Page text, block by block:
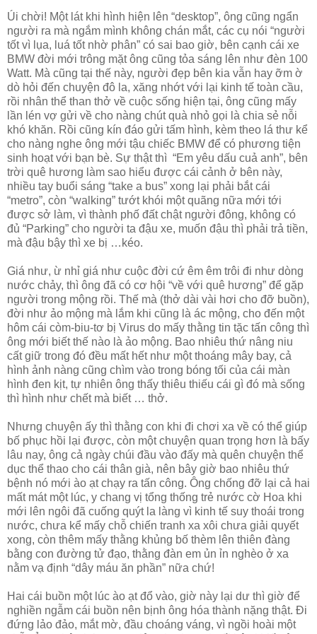
Úi chời! Một lát khi hình hiện lên “desktop”, ông cũng ngẩn
người ra mà ngắm mình không chán mắt, các cụ nói “người
tốt vì lụa, luá tốt nhờ phân” có sai bao giờ, bên cạnh cái xe
BMW đời mới trông mặt ông cũng tỏa sáng lên như đèn 100
Watt. Mà cũng tại thế này, người đẹp bên kia vẫn hay ỡm ờ
dò hỏi đến chuyện đô la, xăng nhớt với lại kinh tế toàn cầu,
rồi nhân thể than thở về cuộc sống hiện tại, ông cũng mấy
lần lén vợ gửi về cho nàng chút quà nhỏ gọi là chia sẻ nỗi
khó khăn. Rồi cũng kín đáo gửi tấm hình, kèm theo lá thư kể
cho nàng nghe ông mới tậu chiếc BMW để có phương tiện
sinh hoạt với bạn bè. Sự thật thì “Em yêu dấu cuả anh”, bên
trời quê hương làm sao hiểu được cái cảnh ở bên này,
nhiều tay buổi sáng “take a bus” xong lại phải bắt cái
“metro”, còn “walking” tướt khói một quãng nữa mới tới
được sở làm, vì thành phố đất chật người đông, không có
đủ “Parking” cho người ta đậu xe, muốn đậu thì phải trả tiền,
mà đậu bậy thì xe bị …kéo.
Giá như, ừ nhỉ giá như cuộc đời cứ êm êm trôi đi như dòng
nước chảy, thì ông đã có cơ hội “về với quê hương” để gặp
người trong mộng rồi. Thế mà (thở dài vài hơi cho đỡ buồn),
đời như ảo mộng mà lắm khi cũng là ác mộng, cho đến một
hôm cái còm-biu-tơ bị Virus do mấy thằng tin tặc tấn công thì
ông mới biết thế nào là ảo mộng. Bao nhiêu thứ nâng niu
cất giữ trong đó đều mất hết như một thoáng mây bay, cả
hình ảnh nàng cũng chìm vào trong bóng tối của cái màn
hình đen kịt, tự nhiên ông thấy thiêu thiếu cái gì đó mà sống
thì hình như chết mà biết … thở.
Nhưng chuyện ấy thì thằng con khi đi chơi xa về có thể giúp
bố phục hồi lại được, còn một chuyện quan trọng hơn là bấy
lâu nay, ông cả ngày chúi đầu vào đấy mà quên chuyện thể
dục thể thao cho cái thân già, nên bây giờ bao nhiêu thứ
bệnh nó mới ào ạt chạy ra tấn công. Ông chống đỡ lại cả hai
mất mát một lúc, y chang vị tổng thống trẻ nước cờ Hoa khi
mới lên ngôi đã cuống quýt la làng vì kinh tế suy thoái trong
nước, chưa kể mấy chỗ chiến tranh xa xôi chưa giải quyết
xong, còn thêm mấy thằng khủng bố thèm lên thiên đàng
bằng con đường tử đạo, thằng đàn em ủn ỉn nghèo ở xa
nằm vạ định “dây máu ăn phần” nữa chứ!
Hai cái buồn một lúc ào ạt đổ vào, giờ này lại dư thì giờ để
nghiền ngẫm cái buồn nên bịnh ông hóa thành nặng thật. Đi
đứng lảo đảo, mắt mờ, đầu choáng váng, vì ngồi hoài một